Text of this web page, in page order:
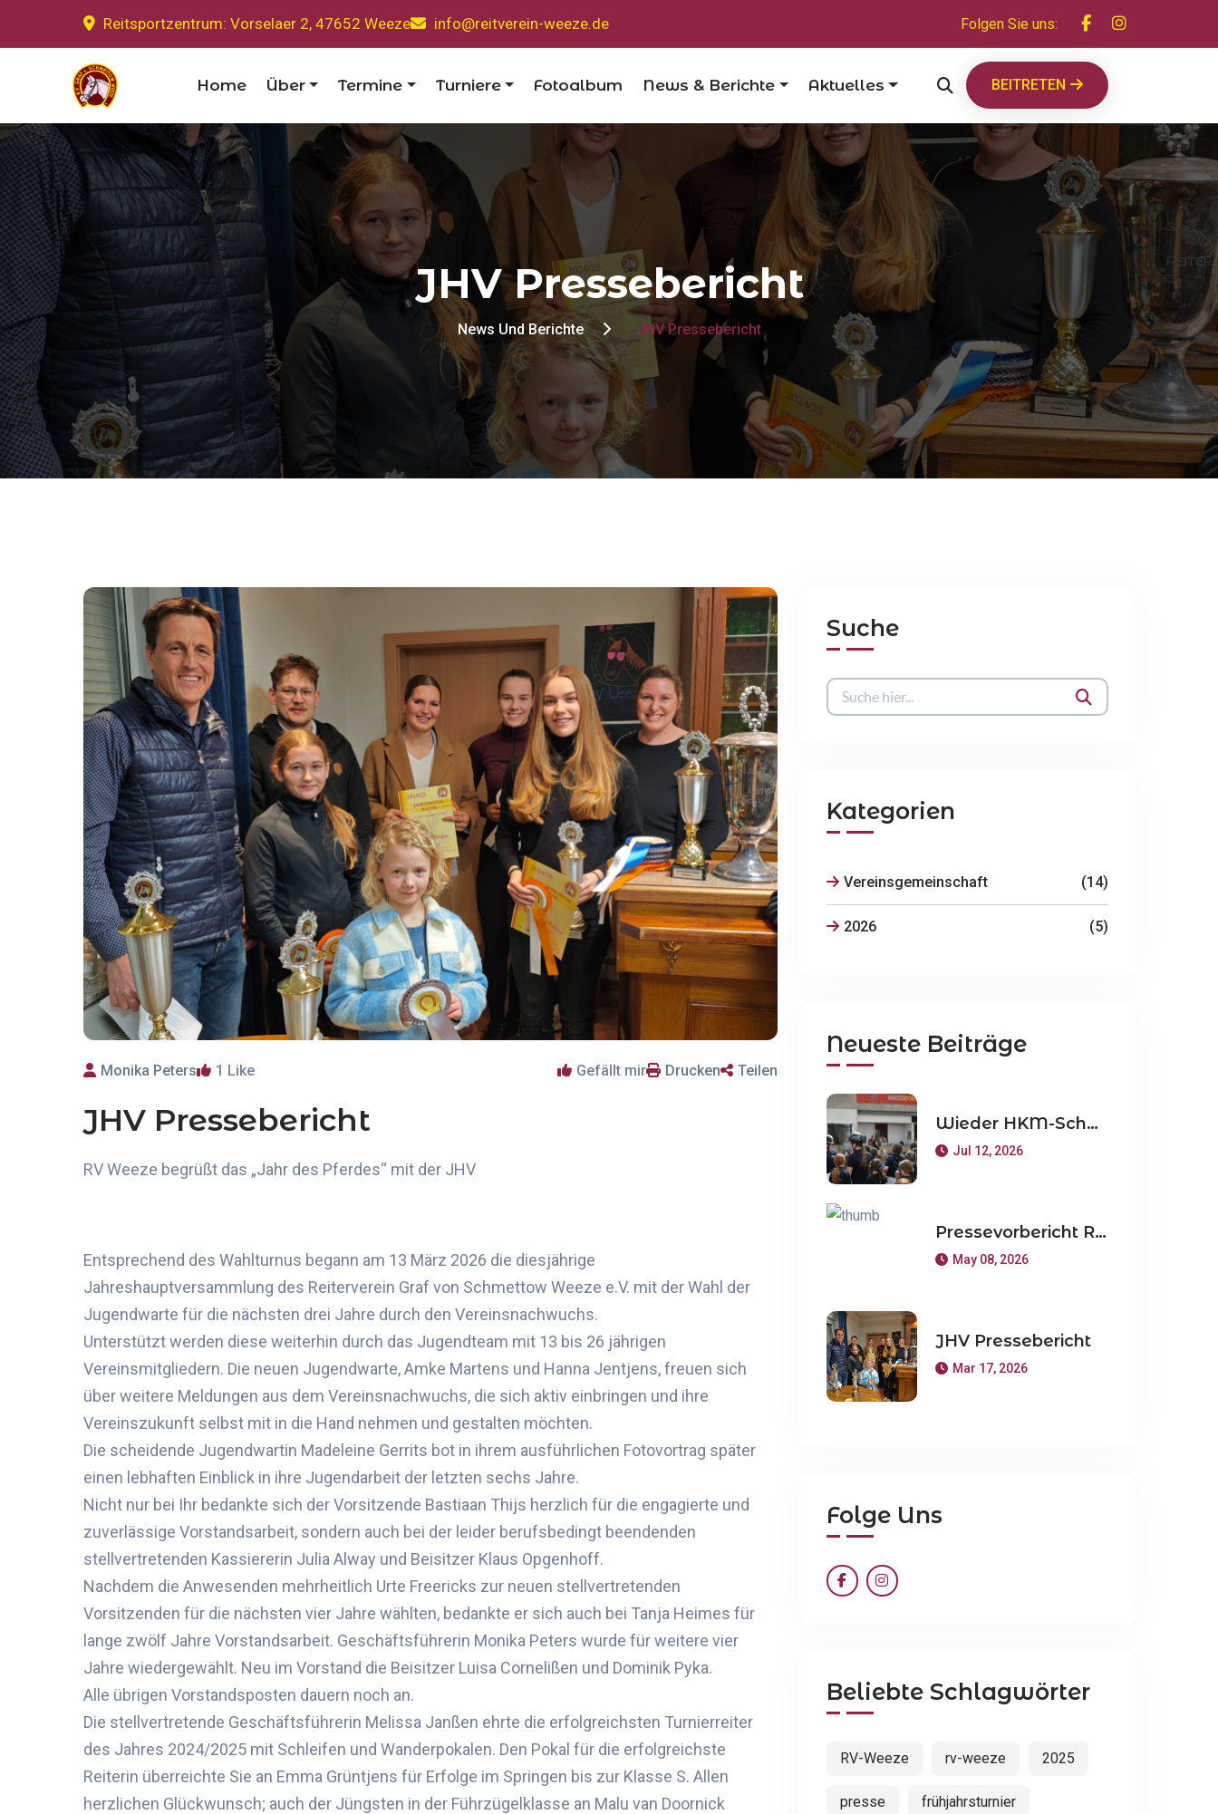
Reitsportzentrum: Vorselaer 2, 47652 Weeze info@reitverein-weeze.de Folgen Sie uns:
Home Über Termine Turniere Fotoalbum News & Berichte Aktuelles BEITRETEN
JHV Pressebericht
News Und Berichte JHV Pressebericht
Monika Peters 1 Like Gefällt mir Drucken Teilen
JHV Pressebericht
RVWeeze begrüßt das „Jahr des Pferdes“ mit der JHV
Entsprechend des Wahlturnus begann am 13 März 2026 die diesjährige
Jahreshauptversammlung des Reiterverein Graf von Schmettow Weeze e.V. mit der Wahl der
Jugendwarte für die nächsten drei Jahre durch den Vereinsnachwuchs.
Unterstützt werden diese weiterhin durch das Jugendteam mit 13 bis 26 jährigen
Vereinsmitgliedern. Die neuen Jugendwarte,Amke Martens und Hanna Jentjens,freuen sich
über weitere Meldungen aus dem Vereinsnachwuchs, die sich aktiv einbringen und ihre
Vereinszukunft selbst mit in die Hand nehmen und gestalten möchten.
Die scheidende Jugendwartin Madeleine Gerrits bot in ihrem ausführlichen Fotovortrag später
einen lebhaften Einblick in ihre Jugendarbeit der letzten sechs Jahre.
Nicht nur bei Ihr bedankte sich der Vorsitzende Bastiaan Thijs herzlich für die engagierte und
zuverlässige Vorstandsarbeit, sondern auch bei der leider berufsbedingt beendenden
stellvertretenden Kassiererin Julia Alway und Beisitzer Klaus Opgenhoff.
Nachdem die Anwesenden mehrheitlich Urte Freericks zur neuen stellvertretenden
Vorsitzenden für die nächsten vier Jahre wählten, bedankte er sich auch bei Tanja Heimes für
lange zwölf Jahre Vorstandsarbeit. Geschäftsführerin Monika Peters wurde für weitere vier
Jahre wiedergewählt. Neu im Vorstand die Beisitzer Luisa Cornelißen und Dominik Pyka.
Alle übrigen Vorstandsposten dauern noch an.
Die stellvertretende Geschäftsführerin Melissa Janßen ehrte die erfolgreichsten Turnierreiter
des Jahres 2024/2025 mit Schleifen und Wanderpokalen. Den Pokal für die erfolgreichste
Reiterin überreichte Sie an Emma Grüntjens für Erfolge im Springen bis zur Klasse S. Allen
herzlichen Glückwunsch; auch der Jüngsten in der Führzügelklasse an Malu van Doornick
Suche
Kategorien
Vereinsgemeinschaft (14)
2026 (5)
Neueste Beiträge
Wieder HKM-Schulpferdeturnier beim RV Weeze
Jul 12, 2026
Pressevorbericht Reitturnier Weeze 16 und 17 Mai 2026
May 08, 2026
JHV Pressebericht
Mar 17, 2026
Folge Uns
Beliebte Schlagwörter
RV-Weeze rv-weeze 2025
presse frühjahrsturnier